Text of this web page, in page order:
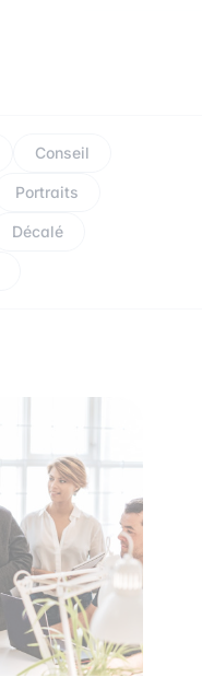
Conseil
Portraits
Décalé